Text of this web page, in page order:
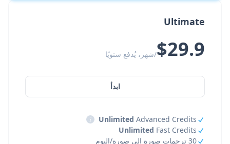
Ultimate
$29.9/شهر، يُدفع سنويًا
ابدأ
Unlimited Advanced Credits
i
Unlimited Fast Credits
30 ترجمات صورة إلى صورة/اليوم